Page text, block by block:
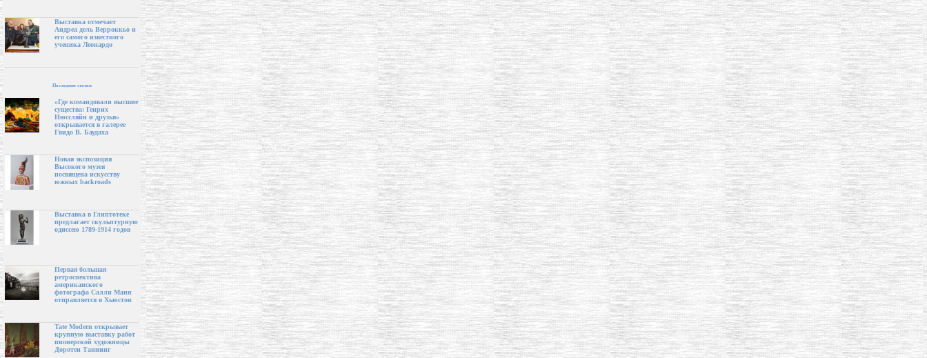
Выставка отмечает
Андреа дель Верроккьо и
его самого известного
ученика Леонардо
Последние статьи
«Где командовали высшие
существа: Генрих
Нюссляйн и друзья»
открывается в галерее
Гвидо В. Баудаха
Новая экспозиция
Высокого музея
посвящена искусству
южных backroads
Выставка в Глиптотеке
предлагает скульптурную
одиссею 1789-1914 годов
Первая большая
ретроспектива
американского
фотографа Салли Манн
отправляется в Хьюстон
Tate Modern открывает
крупную выставку работ
пионерской художницы
Доротеи Таннинг